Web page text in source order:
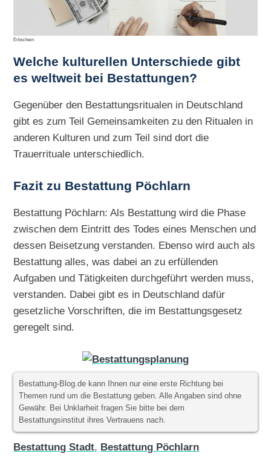
Erbschein
Welche kulturellen Unterschiede gibt
es weltweit bei Bestattungen?
Gegenüber den Bestattungsritualen in Deutschland
gibt es zum Teil Gemeinsamkeiten zu den Ritualen in
anderen Kulturen und zum Teil sind dort die
Trauerrituale unterschiedlich.
Fazit zu Bestattung Pöchlarn
Bestattung Pöchlarn: Als Bestattung wird die Phase
zwischen dem Eintritt des Todes eines Menschen und
dessen Beisetzung verstanden. Ebenso wird auch als
Bestattung alles, was dabei an zu erfüllenden
Aufgaben und Tätigkeiten durchgeführt werden muss,
verstanden. Dabei gibt es in Deutschland dafür
gesetzliche Vorschriften, die im Bestattungsgesetz
geregelt sind.
Bestattung-Blog.de kann Ihnen nur eine erste Richtung bei
Themen rund um die Bestattung geben. Alle Angaben sind ohne
Gewähr. Bei Unklarheit fragen Sie bitte bei dem
Bestattungsinstitut ihres Vertrauens nach.
Bestattung Stadt, Bestattung Pöchlarn